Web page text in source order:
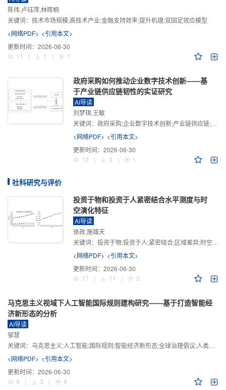
陈伟,卢钰萍,林晖桐
关键词： 技术市场规模;高技术产业;金融支持效率;提升机理;双固定效应模型
<网络PDF> <引用本文>
更新时间： 2026-06-30
11
| 1 | 1
政府采购如何推动企业数字技术创新——基
于产业链供应链韧性的实证研究
AI导读
刘梦琪,王敏
关键词： 政府采购;企业数字技术创新;产业链供应链;产业链供应链韧性;需求侧财政政策
<网络PDF> <引用本文>
更新时间： 2026-06-30
13
| 3 | 1
社科研究与评价
投资于物和投资于人紧密结合水平测度与时
空演化特征
AI导读
徐政,施雄天
关键词： 投资于物;投资于人;紧密结合;区域差异;时空演化
<网络PDF> <引用本文>
更新时间： 2026-06-30
17
| 11 | 2
马克思主义视域下人工智能国际规则建构研究——基于打造智能经
济新形态的分析
AI导读
邹慧
关键词： 马克思主义;人工智能;国际规则;智能经济新形态;全球治理倡议;人类命运共同体
<网络PDF> <引用本文>
更新时间： 2026-06-30
9
| 3 | 4